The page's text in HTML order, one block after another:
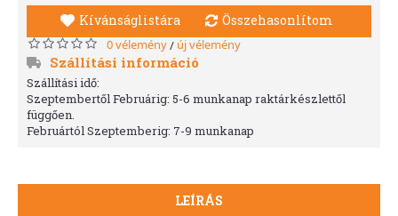
Kívánságlistára Összehasonlítom
0 vélemény/ új vélemény
Szállítási információ
Szállítási idő:
Szeptembertől Februárig: 5-6 munkanap raktárkészlettől
függően.
Februártól Szeptemberig: 7-9 munkanap
LEÍRÁS